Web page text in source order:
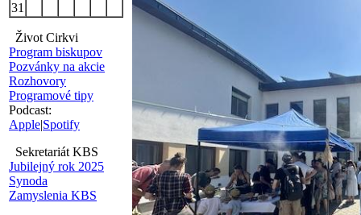
31
Život Cirkvi
Program biskupov
Pozvánky na akcie
Rozhovory
Programové tipy
Podcast:
Apple|Spotify
Sekretariát KBS
Jubilejný rok 2025
Synoda
Zamyslenia KBS